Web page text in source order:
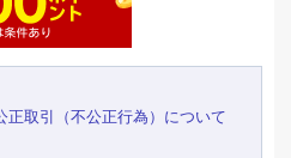
正取引（不公正行為）について